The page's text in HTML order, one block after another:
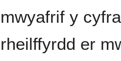
mwyafrif y
rheilffyrdd er